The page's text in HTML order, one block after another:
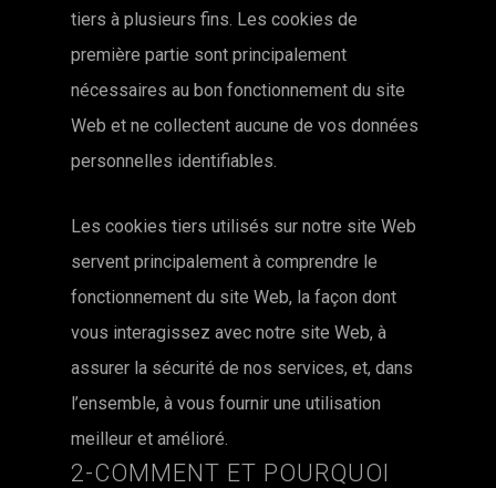
tiers à plusieurs fins. Les cookies de
première partie sont principalement
nécessaires au bon fonctionnement du site
Web et ne collectent aucune de vos données
personnelles identifiables.
Les cookies tiers utilisés sur notre site Web
servent principalement à comprendre le
fonctionnement du site Web, la façon dont
vous interagissez avec notre site Web, à
assurer la sécurité de nos services, et, dans
l’ensemble, à vous fournir une utilisation
meilleur et amélioré.
2-COMMENT ET POURQUOI